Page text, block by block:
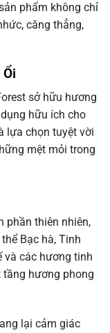
phẩm không chỉ
căng thẳng,
sở hữu hương
hữu ích cho
lựa chọn tuyệt vời
mệt mỏi trong
phần thiên nhiên,
Bạc hà, Tinh
và các hương tinh
tầng hương phong
lại cảm giác